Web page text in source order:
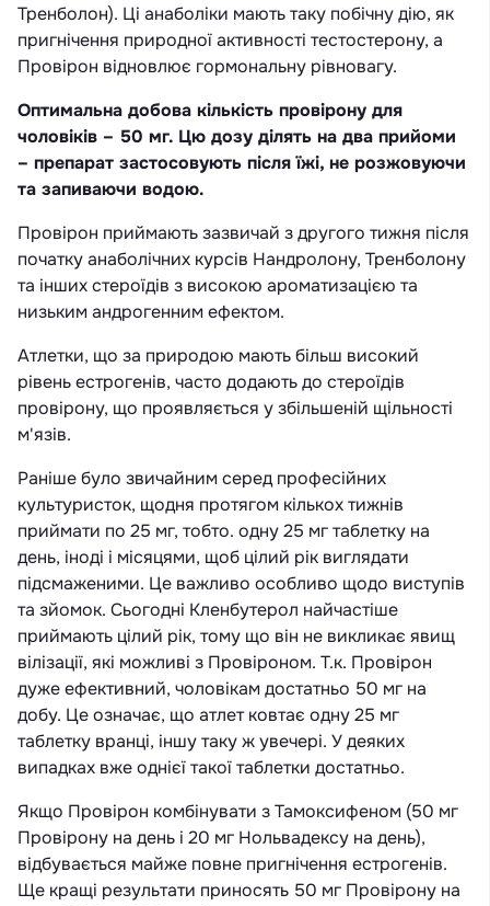
Тренболон). Ці анаболіки мають таку побічну дію, як
пригнічення природної активності тестостерону, а
Провірон відновлює гормональну рівновагу.
Оптимальна добова кількість провірону для
чоловіків – 50 мг. Цю дозу ділять на два прийоми
– препарат застосовують після їжі, не розжовуючи
та запиваючи водою.
Провірон приймають зазвичай з другого тижня після
початку анаболічних курсів Нандролону, Тренболону
та інших стероїдів з високою ароматизацією та
низьким андрогенним ефектом.
Атлетки, що за природою мають більш високий
рівень естрогенів, часто додають до стероїдів
провірону, що проявляється у збільшеній щільності
м'язів.
Раніше було звичайним серед професійних
культуристок, щодня протягом кількох тижнів
приймати по 25 мг, тобто. одну 25 мг таблетку на
день, іноді і місяцями, щоб цілий рік виглядати
підсмаженими. Це важливо особливо щодо виступів
та зйомок. Сьогодні Кленбутерол найчастіше
приймають цілий рік, тому що він не викликає явищ
вілізації, які можливі з Провіроном. Т.к. Провірон
дуже ефективний, чоловікам достатньо 50 мг на
добу. Це означає, що атлет ковтає одну 25 мг
таблетку вранці, іншу таку ж увечері. У деяких
випадках вже однієї такої таблетки достатньо.
Якщо Провірон комбінувати з Тамоксифеном (50 мг
Провірону на день і 20 мг Нольвадексу на день),
відбувається майже повне пригнічення естрогенів.
Ще кращі результати приносять 50 мг Провірону на